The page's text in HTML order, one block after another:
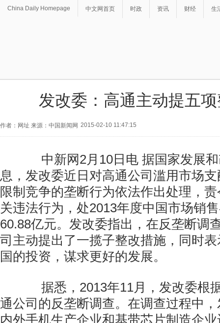
China Daily Homepage 中文网首页 时政 资讯 财经 生
发改委：高通主动提五
作者：网址 来源：中国新闻网 2015-02-10 11:47:15
中新网2月10日电 据国家发展和
息，发改委近日对高通公司滥用市场
限制竞争的垄断行为依法作出处理，
关违法行为，处2013年度中国市场销
60.88亿元。发改委指出，在反垄断调
司主动提出了一揽子整改措施，同时
国的投资，谋求更好的发展。
据悉，2013年11月，发改委根
通公司的反垄断调查。在调查过程中
内外手机生产企业和基带芯片制造企